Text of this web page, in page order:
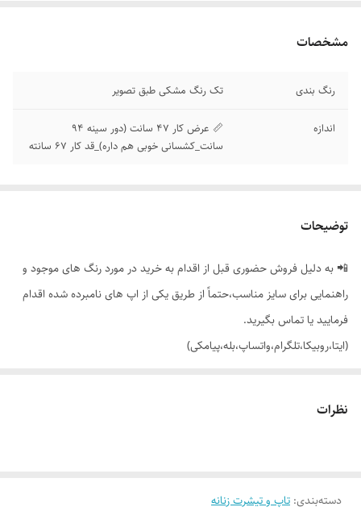
مشخصات
رنگ بندی تک رنگ مشکی طبق تصویر
اندازه
📏 عرض کار 47 سانت (دور سینه 94
سانت_کشسانی خوبی هم داره)_قد کار 67 سانته
توضیحات
📲 به دلیل فروش حضوری قبل از اقدام به خرید در مورد رنگ های موجود و
راهنمایی برای سایز مناسب،حتماً از طریق یکی از اپ های نامبرده شده اقدام
فرمایید یا تماس بگیرید.
(ایتا،روبیکا،تلگرام،واتساپ،بله،پیامکی)
بسیار شیک و جذاب
نظرات
دسته‌بندی: تاپ و تیشرت زنانه